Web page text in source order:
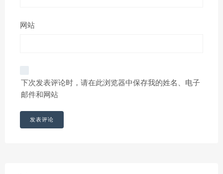
网站
下次发表评论时，请在此浏览器中保存我的姓名、电子
邮件和网站